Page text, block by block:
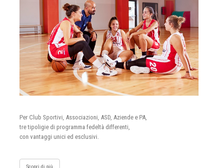
Per Club Sportivi, Associazioni, ASD, Aziende e PA,
tre tipoligie di programma fedeltà differenti,
con vantaggi unici ed esclusivi.
Scopri di più